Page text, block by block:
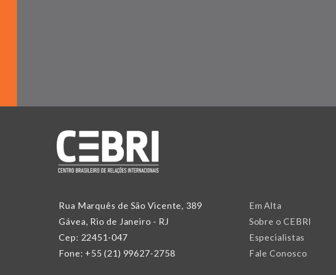
Rua Marquês de São Vicente, 389
Gávea, Rio de Janeiro - RJ
Cep: 22451-047
Fone: +55 (21) 99627-2758
Em Alta
Sobre o CEBRI
Especialistas
Fale Conosco